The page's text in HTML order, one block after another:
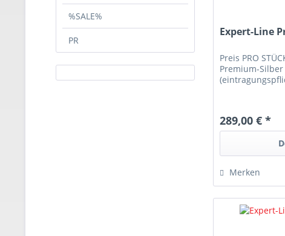
%SALE%
PR
Expert-Line
Preis PRO
Premium-
289,00 € *
Merken